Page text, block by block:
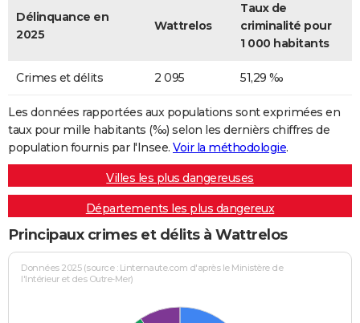
Délinquance en
2025
Wattrelos
Taux de
criminalité pour
1 000 habitants
Crimes et délits 2 095 51,29 ‰
Les données rapportées aux populations sont exprimées en
taux pour mille habitants (‰) selon les dernièrs chiffres de
population fournis par l'Insee. Voir la méthodologie.
Villes les plus dangereuses
Départements les plus dangereux
Principaux crimes et délits à Wattrelos
Données 2025 (source : Linternaute.com d'après le Ministère de
l'Intérieur et des Outre-Mer)